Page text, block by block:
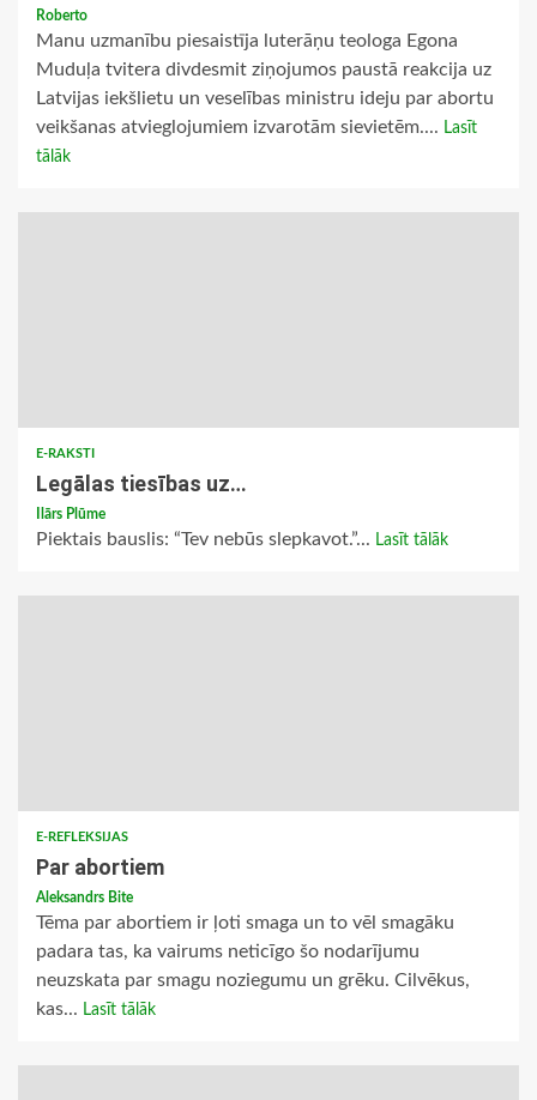
Roberto
Manu uzmanību piesaistīja luterāņu teologa Egona
Muduļa tvitera divdesmit ziņojumos paustā reakcija uz
Latvijas iekšlietu un veselības ministru ideju par abortu
veikšanas atvieglojumiem izvarotām sievietēm.... Lasīt
tālāk
E-RAKSTI
Legālas tiesības uz…
Ilārs Plūme
Piektais bauslis: “Tev nebūs slepkavot.”... Lasīt tālāk
E-REFLEKSIJAS
Par abortiem
Aleksandrs Bite
Tēma par abortiem ir ļoti smaga un to vēl smagāku
padara tas, ka vairums neticīgo šo nodarījumu
neuzskata par smagu noziegumu un grēku. Cilvēkus,
kas... Lasīt tālāk